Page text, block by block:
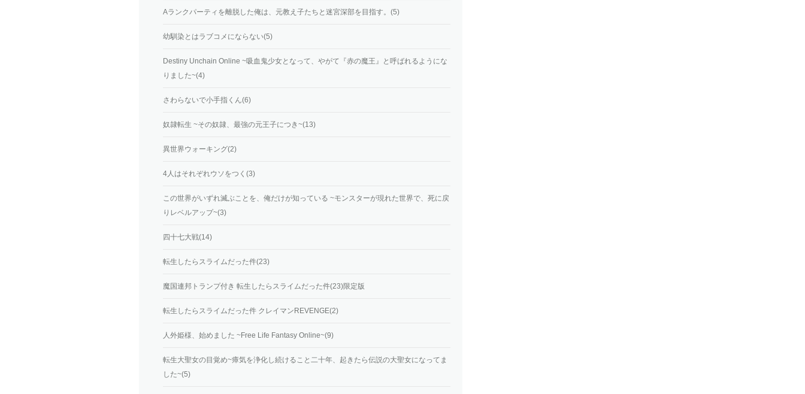
Aランクパーティを離脱した俺は、元教え子たちと迷宮深部を目指す。(5)
幼馴染とはラブコメにならない(5)
Destiny Unchain Online ~吸血鬼少女となって、やがて『赤の魔王』と呼ばれるようにな
りました~(4)
さわらないで小手指くん(6)
奴隷転生 ~その奴隷、最強の元王子につき~(13)
異世界ウォーキング(2)
4人はそれぞれウソをつく(3)
この世界がいずれ滅ぶことを、俺だけが知っている ~モンスターが現れた世界で、死に戻
りレベルアップ~(3)
四十七大戦(14)
転生したらスライムだった件(23)
魔国連邦トランプ付き 転生したらスライムだった件(23)限定版
転生したらスライムだった件 クレイマンREVENGE(2)
人外姫様、始めました ~Free Life Fantasy Online~(9)
転生大聖女の目覚め~瘴気を浄化し続けること二十年、起きたら伝説の大聖女になってま
した~(5)